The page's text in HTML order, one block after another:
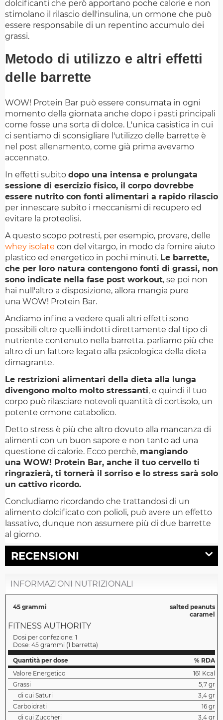
dolcificanti che però apportano poche calorie e non
stimolano il rilascio dell'insulina, un ormone che può
essere responsabile di un repentino accumulo dei
grassi.
Metodo di utilizzo e altri effetti
delle barrette
WOW! Protein Bar può essere consumata in ogni
momento della giornata anche dopo i pasti principali
come fosse una sorta di dolce. L'unica casistica in cui
ci sentiamo di sconsigliare l'utilizzo delle barrette è
nel post allenamento, come già prima avevamo
accennato.
In effetti subito dopo una intensa e prolungata
sessione di esercizio fisico, il corpo dovrebbe
essere nutrito con fonti alimentari a rapido rilascio
per innescare subito i meccanismi di recupero ed
evitare la proteolisi.
A questo scopo potresti, per esempio, provare, delle
whey isolate con del vitargo, in modo da fornire aiuto
plastico ed energetico in pochi minuti. Le barrette,
che per loro natura contengono fonti di grassi, non
sono indicate nella fase post workout, se poi non
hai null'altro a disposizione, allora mangia pure
una WOW! Protein Bar.
Andiamo infine a vedere quali altri effetti sono
possibili oltre quelli indotti direttamente dal tipo di
nutriente contenuto nella barretta. parliamo più che
altro di un fattore legato alla psicologica della dieta
dimagrante.
Le restrizioni alimentari della dieta alla lunga
divengono molto molto stressanti, e quindi il tuo
corpo può rilasciare notevoli quantità di cortisolo, un
potente ormone catabolico.
Detto stress è più che altro dovuto alla mancanza di
alimenti con un buon sapore e non tanto ad una
questione di calorie. Ecco perchè, mangiando
una WOW! Protein Bar, anche il tuo cervello ti
ringrazierà, ti tornerà il sorriso e lo stress sarà solo
un cattivo ricordo.
Concludiamo ricordando che trattandosi di un
alimento dolcificato con polioli, può avere un effetto
lassativo, dunque non assumere più di due barrette
al giorno.
RECENSIONI
INFORMAZIONI NUTRIZIONALI
45 grammi
salted peanuts
caramel
FITNESS AUTHORITY
Dosi per confezione: 1
Dose: 45 grammi (1 barretta)
Quantità per dose
% RDA
Valore Energetico
161 Kcal
Grassi
5,7 gr
di cui Saturi
3,4 gr
Carboidrati
16 gr
di cui Zuccheri
3,4 gr